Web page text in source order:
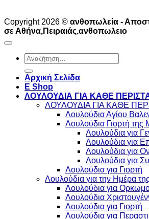
Copyright 2026 © ανθοπωλεία -
σε Αθήνα,Πειραιάς.ανθοπωλειο
Αναζήτηση
για:
Αρχική Σελίδα
E Shop
ΛΟΥΛΟΥΔΙΑ ΓΙΑ ΚΑΘΕ
ΛΟΥΛΟΥΔΙΑ ΓΙΑ ΚΑΘΕ
Λουλούδια Αγίου
Λουλούδια Γιορτή της
Λουλούδια για
Λουλούδια για
Λουλούδια για
Λουλούδια για
Λουλούδια για Γιορτή
Λουλούδια για την Ημέρα
Λουλούδια για
Λουλούδια
Λουλούδια για Γιορτή
Λουλούδια για